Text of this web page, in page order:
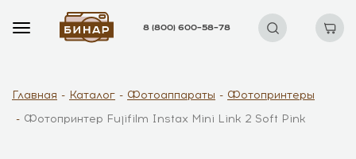
8 (800) 600–58–78
Главная Каталог Фотоаппараты
Фотопринтеры
Фотопринтер Fujifilm Instax Mini Link 2 Soft Pink